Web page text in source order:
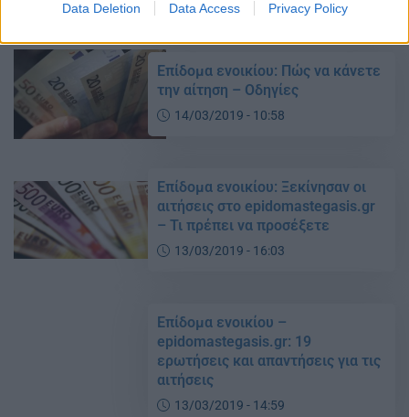
Data Deletion Data Access Privacy Policy
Επίδομα ενοικίου: Πώς να κάνετε
την αίτηση – Οδηγίες
14/03/2019 - 10:58
Επίδομα ενοικίου: Ξεκίνησαν οι
αιτήσεις στο epidomastegasis.gr
– Τι πρέπει να προσέξετε
13/03/2019 - 16:03
Επίδομα ενοικίου –
epidomastegasis.gr: 19
ερωτήσεις και απαντήσεις για τις
αιτήσεις
13/03/2019 - 14:59